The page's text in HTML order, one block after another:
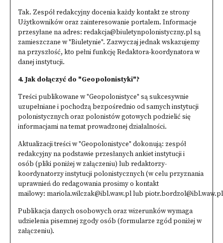
Tak. Zespół redakcyjny docenia każdy kontakt ze strony
Użytkowników oraz zainteresowanie portalem. Informacje
przesyłane na adres: redakcja@biuletynpolonistyczny.plsą
zamieszczane w "Biuletynie". Zazwyczaj jednak wskazujemy
na przyszłość, kto pełni funkcję Redaktora-koordynatora w
danej instytucji.
4. Jak dołączyć do "Geopolonistyki"?
Treści publikowane w "Geopolonistyce" są sukcesywnie
uzupełniane i pochodzą bezpośrednio od samych instytucji
polonistycznych oraz polonistów gotowych podzielić się
informacjami na temat prowadzonej działalności.
Aktualizacji treści w "Geopolonistyce" dokonują: zespół
redakcyjny na podstawie przesłanych ankiet instytucji i
osób (pliki poniżej w załączeniu) lub redaktorzy-
koordynatorzy instytucji polonistycznych (w celu przyznania
uprawnień do redagowania prosimy o kontakt
mailowy: mariola.wilczak@ibl.waw.pllub piotr.bordzol@ibl.waw.pl
Publikacja danych osobowych oraz wizerunków wymaga
udzielenia pisemnej zgody osób (formularze zgód poniżej w
załączeniu).